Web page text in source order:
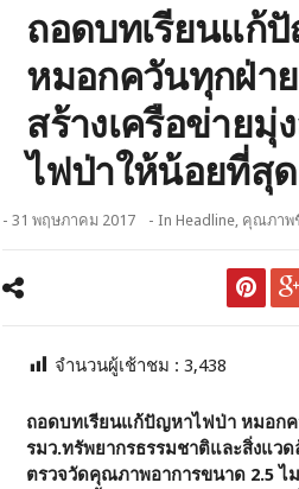
ถอดบทเรียนแก้
หมอกควันทุกฝ่า
สร้างเครือข่ายมุ่
ไฟป่าให้น้อยที่สุด
- 31 พฤษภาคม 2017 - InHeadline, คุณภาพ
จำนวนผู้เช้าชม :3,438
ถอดบทเรียนแก้ปัญหาไฟป่า หมอก
รมว.ทรัพยากรธรรมชาติและสิ่งแวด
ตรวจวัดคุณภาพอาการขนาด 2.5 ไ